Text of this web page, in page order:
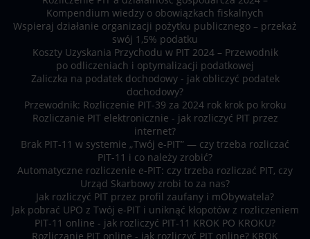
Kompendium wiedzy o obowiązkach fiskalnych
Wspieraj działanie organizacji pożytku publicznego – przekaż
swój 1,5% podatku
Koszty Uzyskania Przychodu w PIT 2024 – Przewodnik
po odliczeniach i optymalizacji podatkowej
Zaliczka na podatek dochodowy - jak obliczyć podatek
dochodowy?
Przewodnik: Rozliczenie PIT-39 za 2024 rok krok po kroku
Rozliczanie PIT elektronicznie - jak rozliczyć PIT przez
internet?
Brak PIT-11 w systemie „Twój e-PIT” — czy trzeba rozliczać
PIT-11 i co należy zrobić?
Automatyczne rozliczenie e-PIT: czy trzeba rozliczać PIT, czy
Urząd Skarbowy zrobi to za nas?
Jak rozliczyć PIT przez profil zaufany i mObywatela?
Jak pobrać UPO z Twój e-PIT i uniknąć kłopotów z rozliczeniem
PIT-11 online - jak rozliczyć PIT-11 KROK PO KROKU?
Rozliczanie PIT online - jak rozliczyć PIT online? KROK